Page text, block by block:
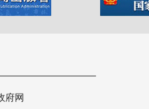
府网